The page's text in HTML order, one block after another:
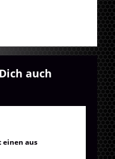
auch
einen aus